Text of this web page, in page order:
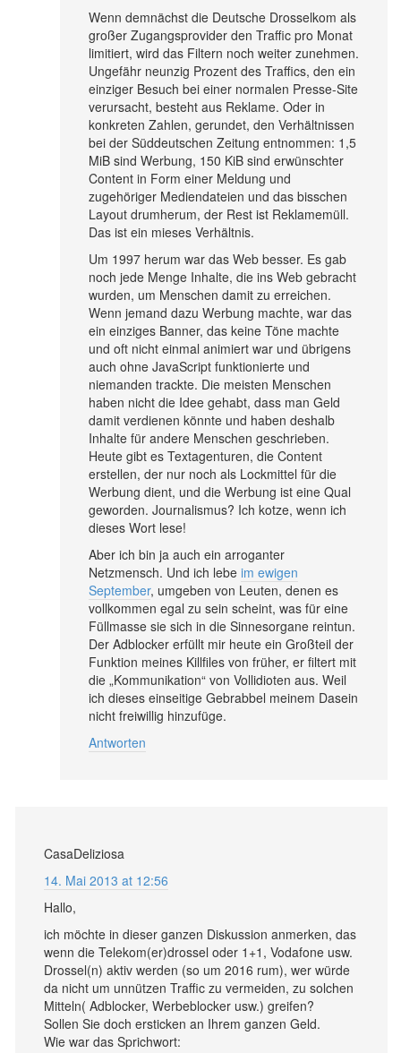
Wenn demnächst die Deutsche Drosselkom als
großer Zugangsprovider den Traffic pro Monat
limitiert, wird das Filtern noch weiter zunehmen.
Ungefähr neunzig Prozent des Traffics, den ein
einziger Besuch bei einer normalen Presse-Site
verursacht, besteht aus Reklame. Oder in
konkreten Zahlen, gerundet, den Verhältnissen
bei der Süddeutschen Zeitung entnommen: 1,5
MiB sind Werbung, 150 KiB sind erwünschter
Content in Form einer Meldung und
zugehöriger Mediendateien und das bisschen
Layout drumherum, der Rest ist Reklamemüll.
Das ist ein mieses Verhältnis.
Um 1997 herum war das Web besser. Es gab
noch jede Menge Inhalte, die ins Web gebracht
wurden, um Menschen damit zu erreichen.
Wenn jemand dazu Werbung machte, war das
ein einziges Banner, das keine Töne machte
und oft nicht einmal animiert war und übrigens
auch ohne JavaScript funktionierte und
niemanden trackte. Die meisten Menschen
haben nicht die Idee gehabt, dass man Geld
damit verdienen könnte und haben deshalb
Inhalte für andere Menschen geschrieben.
Heute gibt es Textagenturen, die Content
erstellen, der nur noch als Lockmittel für die
Werbung dient, und die Werbung ist eine Qual
geworden. Journalismus? Ich kotze, wenn ich
dieses Wort lese!
Aber ich bin ja auch ein arroganter
Netzmensch. Und ich lebe im ewigen
September, umgeben von Leuten, denen es
vollkommen egal zu sein scheint, was für eine
Füllmasse sie sich in die Sinnesorgane reintun.
Der Adblocker erfüllt mir heute ein Großteil der
Funktion meines Killfiles von früher, er filtert mit
die „Kommunikation“ von Vollidioten aus. Weil
ich dieses einseitige Gebrabbel meinem Dasein
nicht freiwillig hinzufüge.
Antworten
CasaDeliziosa
14. Mai 2013 at 12:56
Hallo,
ich möchte in dieser ganzen Diskussion anmerken, das
wenn die Telekom(er)drossel oder 1+1, Vodafone usw.
Drossel(n) aktiv werden (so um 2016 rum), wer würde
da nicht um unnützen Traffic zu vermeiden, zu solchen
Mitteln( Adblocker, Werbeblocker usw.) greifen?
Sollen Sie doch ersticken an Ihrem ganzen Geld.
Wie war das Sprichwort: